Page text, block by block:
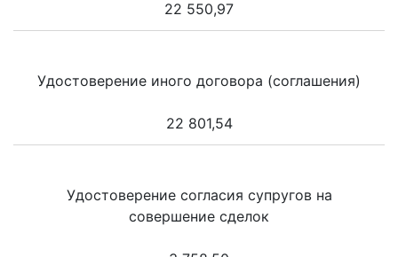
22 550,97
Удостоверение иного договора (соглашения)
22 801,54
Удостоверение согласия супругов на
совершение сделок